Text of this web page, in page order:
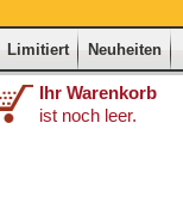
Limitiert Neuheiten
Ihr Warenkorb
ist noch leer.